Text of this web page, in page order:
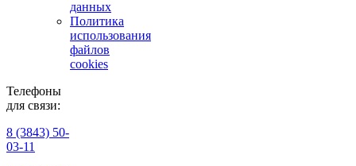
данных
Политика
использования
файлов
cookies
Телефоны
для связи:
8 (3843) 50-
03-11